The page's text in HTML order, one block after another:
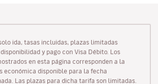
ida, tasas incluidas, plazas limitadas
y pago con Visa Débito. Los
en esta página corresponden a la
económica disponible para la fecha
Las plazas para dicha tarifa son limitadas.